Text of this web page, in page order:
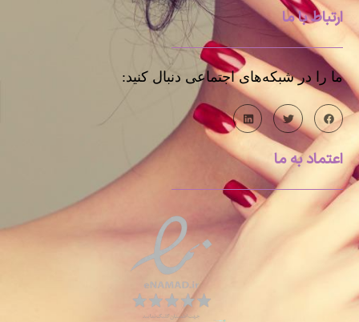
ارتباط با ما
ما را در شبکه‌های اجتماعی دنبال کنید:
اعتماد به ما